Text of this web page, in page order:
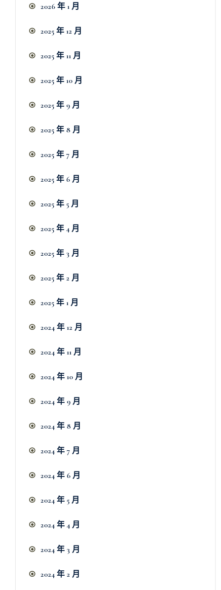
2026 年 1 月
2025 年 12 月
2025 年 11 月
2025 年 10 月
2025 年 9 月
2025 年 8 月
2025 年 7 月
2025 年 6 月
2025 年 5 月
2025 年 4 月
2025 年 3 月
2025 年 2 月
2025 年 1 月
2024 年 12 月
2024 年 11 月
2024 年 10 月
2024 年 9 月
2024 年 8 月
2024 年 7 月
2024 年 6 月
2024 年 5 月
2024 年 4 月
2024 年 3 月
2024 年 2 月